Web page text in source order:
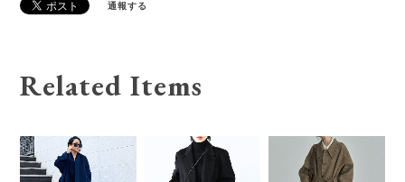
通報する
Related Items